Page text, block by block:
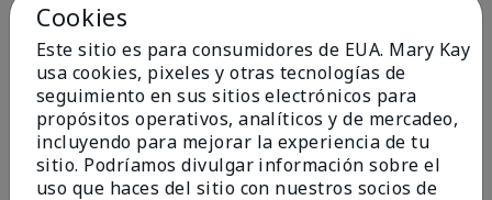
Añadir a la bolsa Añadir a la bolsa
Cookies
Este sitio es para consumidores de EUA. Mary Kay
usa cookies, pixeles y otras tecnologías de
seguimiento en sus sitios electrónicos para
propósitos operativos, analíticos y de mercadeo,
incluyendo para mejorar la experiencia de tu
sitio. Podríamos divulgar información sobre el
uso que haces del sitio con nuestros socios de